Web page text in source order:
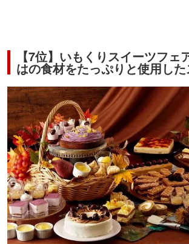
【7位】いもくりスイーツフェ
はの食材をたっぷりと使用した